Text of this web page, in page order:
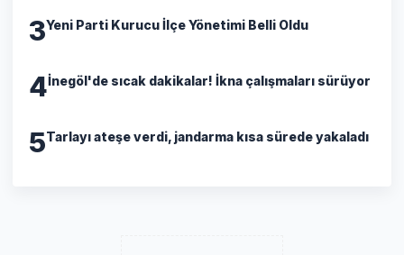
3Yeni Parti Kurucu İlçe Yönetimi Belli Oldu
4İnegöl'de sıcak dakikalar! İkna çalışmaları sürüyor
5Tarlayı ateşe verdi, jandarma kısa sürede yakaladı